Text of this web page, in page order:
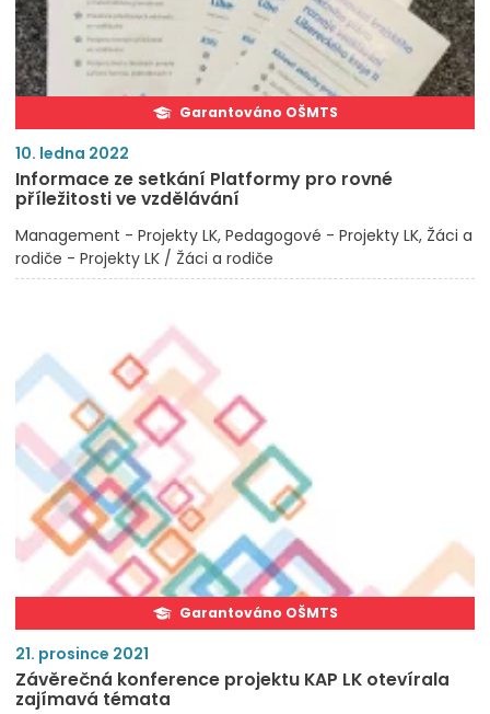
Garantováno OŠMTS
10. ledna 2022
Informace ze setkání Platformy pro rovné
příležitosti ve vzdělávání
Management - Projekty LK Pedagogové - Projekty LK Žáci a
rodiče - Projekty LK / Žáci a rodiče
Garantováno OŠMTS
21. prosince 2021
Závěrečná konference projektu KAP LK otevírala
zajímavá témata